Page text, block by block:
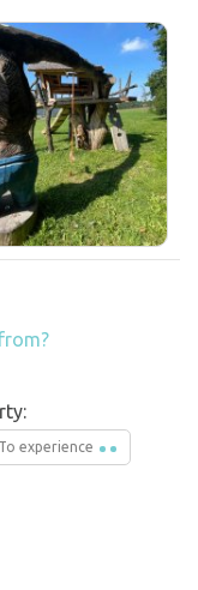
To experience